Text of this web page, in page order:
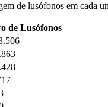
de lusófonos em cada
de Lusófonos